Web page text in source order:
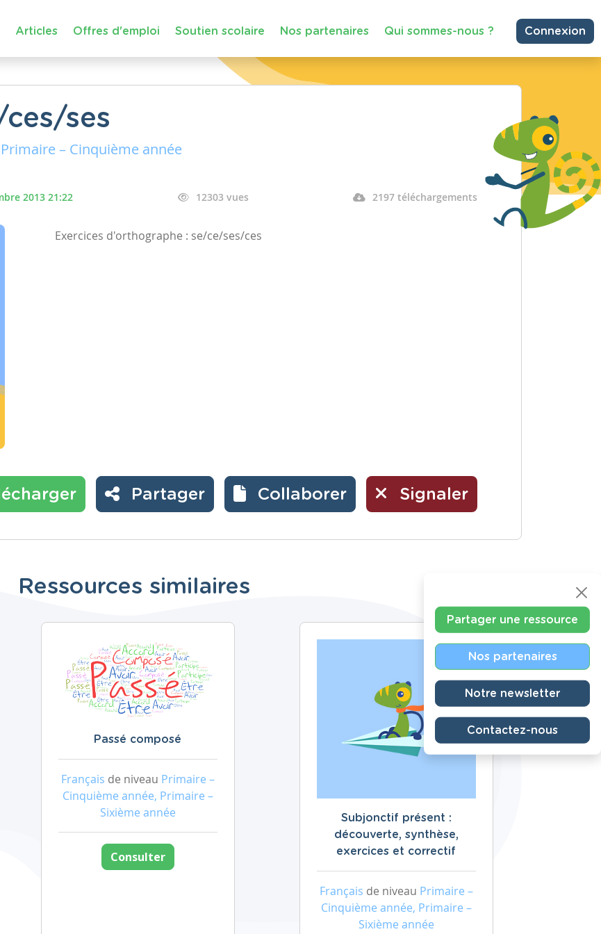
Articles Offres d'emploi Soutien scolaire Nos partenaires Qui sommes-nous ? Connexion
ses
Primaire – Cinquième année
2013 21:22 12303 vues 2197 téléchargements
Exercices d'orthographe : se/ce/ses/ces
Partager Collaborer Signaler
Ressources similaires
Passé composé
Français de niveau Primaire –
Cinquième année, Primaire –
Sixième année
Consulter
Subjonctif présent :
découverte, synthèse,
exercices et correctif
Français de niveau Primaire –
Cinquième année, Primaire –
Sixième année
Partager une ressource
Nos partenaires
Notre newsletter
Contactez-nous